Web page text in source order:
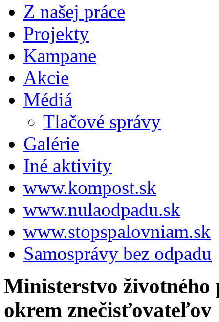
Z našej práce
Projekty
Kampane
Akcie
Médiá
Tlačové správy
Galérie
Iné aktivity
www.kompost.sk
www.nulaodpadu.sk
www.stopspalovniam.sk
Samosprávy bez odpadu
Ministerstvo životného
okrem znečisťovateľov